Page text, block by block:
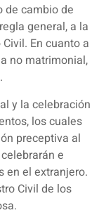
de cambio de
general, a la
En cuanto a
no matrimonial,
y la celebración
los cuales
preceptiva al
e
en el extranjero.
Civil de los